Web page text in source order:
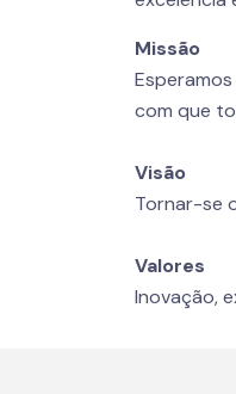
Missão
com que
Visão
Tornar-se
Valores
Inovação,